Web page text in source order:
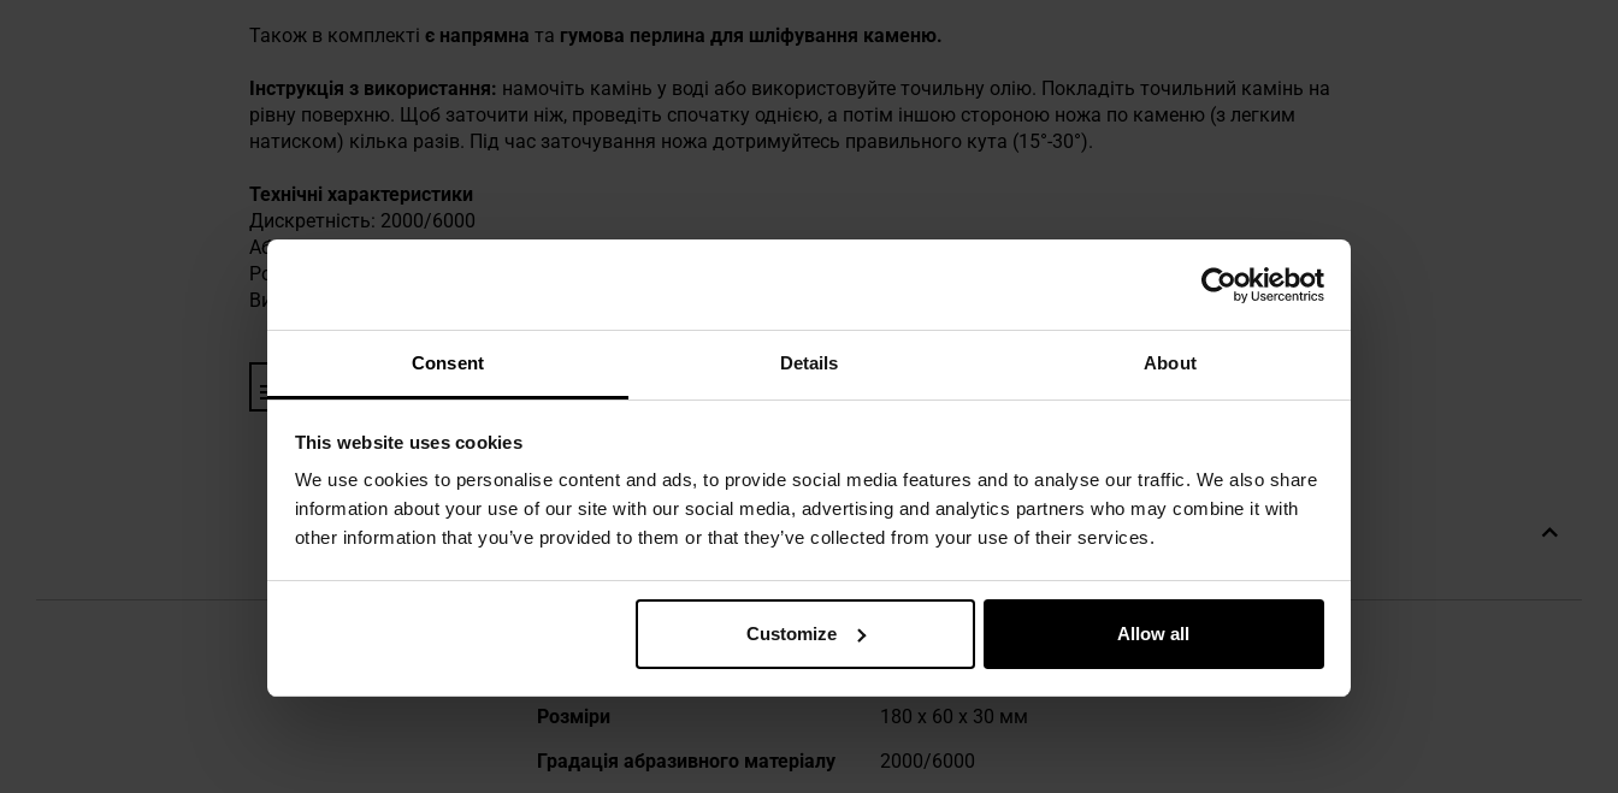
Consent Details About
This website uses cookies
We use cookies to personalise content and ads, to provide social media features and to analyse our traffic. We also share
information about your use of our site with our social media, advertising and analytics partners who may combine it with
other information that you’ve provided to them or that they’ve collected from your use of their services.
Customize Allow all
Також в комплекті є напрямна та гумова перлина для шліфування каменю.
Інструкція з використання: намочіть камінь у воді або використовуйте точильну олію. Покладіть точильний камінь на
рівну поверхню. Щоб заточити ніж, проведіть спочатку однією, а потім іншою стороною ножа по каменю (з легким
натиском) кілька разів. Під час заточування ножа дотримуйтесь правильного кута (15°-30°).
Технічні характеристики
Дискретність: 2000/6000
Абразив: електрокорунд
Розміри: 180 x 60 x 30 мм
Виробник:
ТЕХНІЧНІ ДАНІ
Докладніше
Розміри
180 x 60 x 30 мм
Градація абразивного матеріалу
2000/6000